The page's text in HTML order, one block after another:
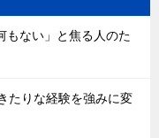
もない」と焦る人のた
たりな経験を強みに変